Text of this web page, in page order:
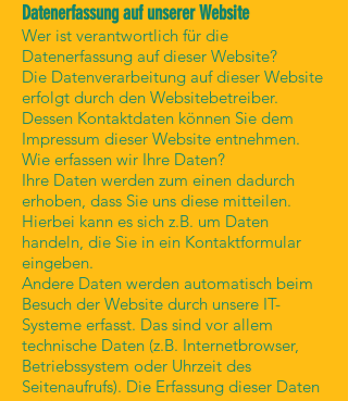
Datenerfassung auf unserer Website
Wer ist verantwortlich für die
Datenerfassung auf dieser Website?
Die Datenverarbeitung auf dieser Website
erfolgt durch den Websitebetreiber.
Dessen Kontaktdaten können Sie dem
Impressum dieser Website entnehmen.
Wie erfassen wir Ihre Daten?
Ihre Daten werden zum einen dadurch
erhoben, dass Sie uns diese mitteilen.
Hierbei kann es sich z.B. um Daten
handeln, die Sie in ein Kontaktformular
eingeben.
Andere Daten werden automatisch beim
Besuch der Website durch unsere IT-
Systeme erfasst. Das sind vor allem
technische Daten (z.B. Internetbrowser,
Betriebssystem oder Uhrzeit des
Seitenaufrufs). Die Erfassung dieser Daten